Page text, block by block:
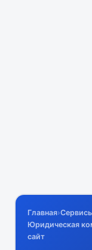
Главная›
Юридическая
сайт